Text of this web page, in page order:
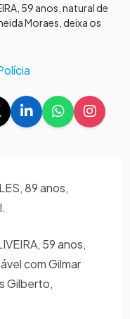
59 anos, natural de
Moraes, deixa os
89 anos,
59 anos,
com Gilmar
Gilberto,